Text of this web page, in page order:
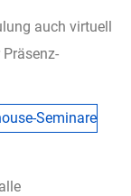
auch virtuell
Seminare